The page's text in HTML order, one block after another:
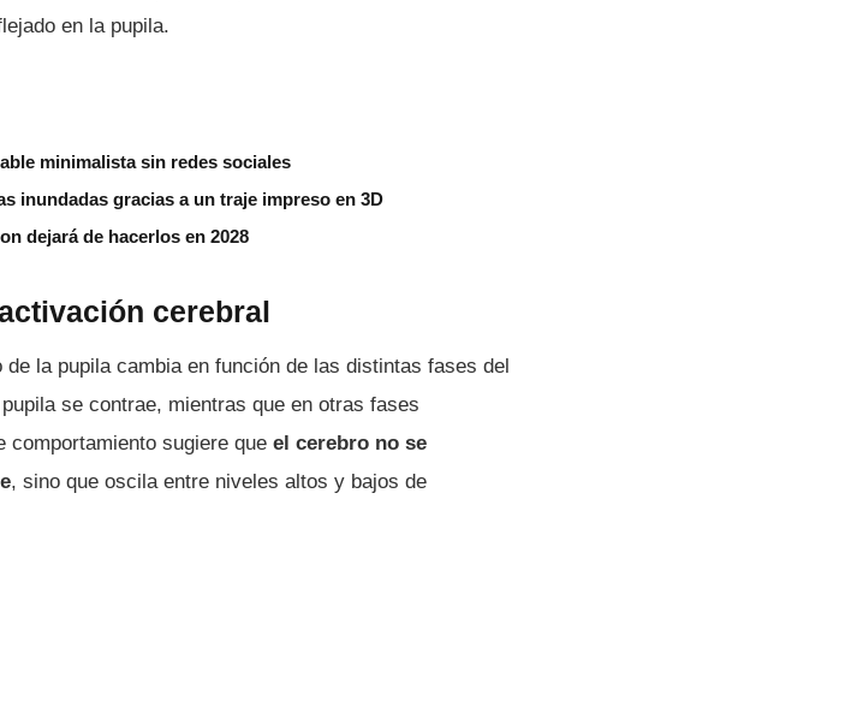
en la pupila.
minimalista sin redes sociales
inundadas gracias a un traje impreso en 3D
dejará de hacerlos en 2028
cerebral
la pupila cambia en función de las distintas fases del
se contrae, mientras que en otras fases
sugiere que el cerebro no se
, sino que oscila entre niveles altos y bajos de